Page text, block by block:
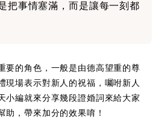
把事情塞滿，而是讓每一刻都
要的角色，一般是由德高望重的尊
現場表示對新人的祝福，囑咐新人
小編就來分享幾段證婚詞來給大家
助，帶來加分的效果唷！